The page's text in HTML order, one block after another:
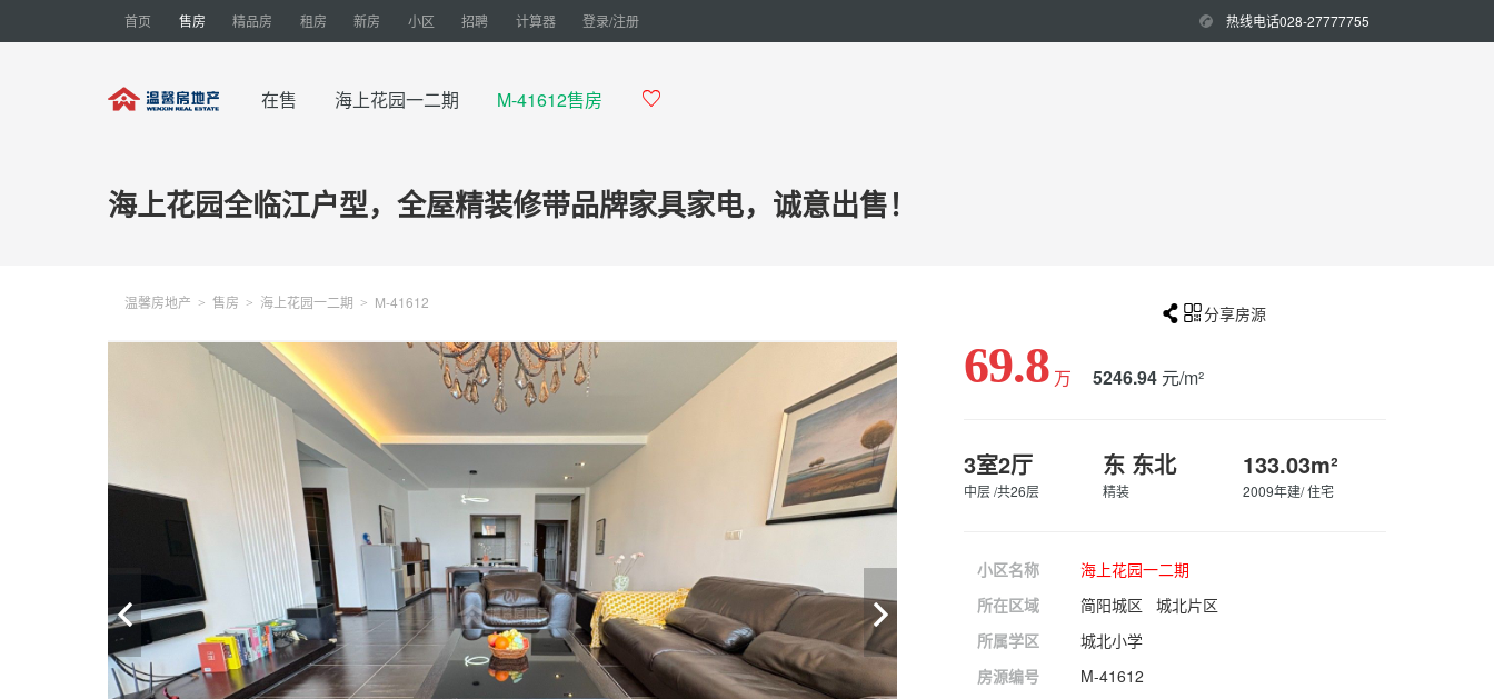
首页 售房 精品房 租房 新房 小区 招聘 计算器 登录/注册 热线电话028-27777755
在售 海上花园一二期 M-41612售房 
海上花园全临江户型，全屋精装修带品牌家具家电，诚意出售！
温馨房地产 > 售房 > 海上花园一二期 > M-41612  分享房源
69.8 万 5246.94 元/m²
3室2厅
中层 /共26层
东 东北
精装
133.03m²
2009年建/ 住宅
小区名称
海上花园一二期
所在区域
简阳城区 城北片区
所属学区
城北小学
房源编号
M-41612